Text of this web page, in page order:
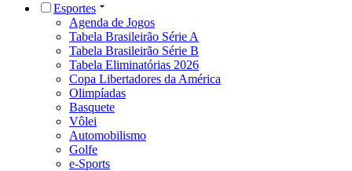
Esportes
Agenda de Jogos
Tabela Brasileirão Série A
Tabela Brasileirão Série B
Tabela Eliminatórias 2026
Copa Libertadores da América
Olimpíadas
Basquete
Vôlei
Automobilismo
Golfe
e-Sports